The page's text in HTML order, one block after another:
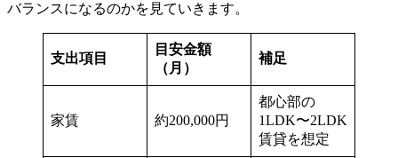
バランスになるのかを見ていきます。
支出項目
目安金額
（月）
補足
家賃 約200,000円
都心部の
1LDK〜2LDK
賃貸を想定